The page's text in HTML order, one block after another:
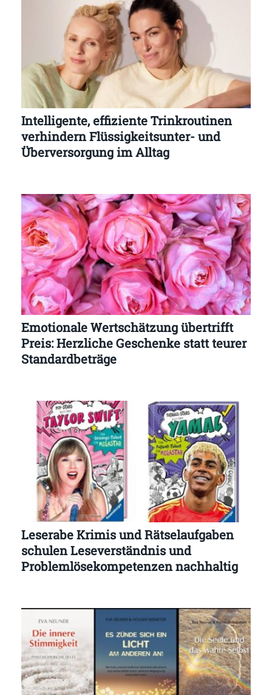
Intelligente, effiziente Trinkroutinen
verhindern Flüssigkeitsunter- und
Überversorgung im Alltag
Emotionale Wertschätzung übertrifft
Preis: Herzliche Geschenke statt teurer
Standardbeträge
Leserabe Krimis und Rätselaufgaben
schulen Leseverständnis und
Problemlösekompetenzen nachhaltig